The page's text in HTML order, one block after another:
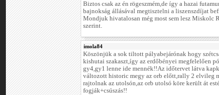
Biztos csak az én rögeszmém,de így a hazai
bajnokság állásával megtisztelni a liszenszdíjat
Mondjuk hivatalosan még most sem lesz Miskolc
szerint.
imola84
Köszönjük a sok tiltott pályabejárónak hogy
kishutai szakaszt,így az erdőbényei megfelelően
gy4,gy1 lenne ide mennék!!Az időtervet látva
változott historic megy az orb előtt,rally 2 elvileg
rajtolnak az utolsón,az orb utolsó köre került át
fogják+csúszás!!